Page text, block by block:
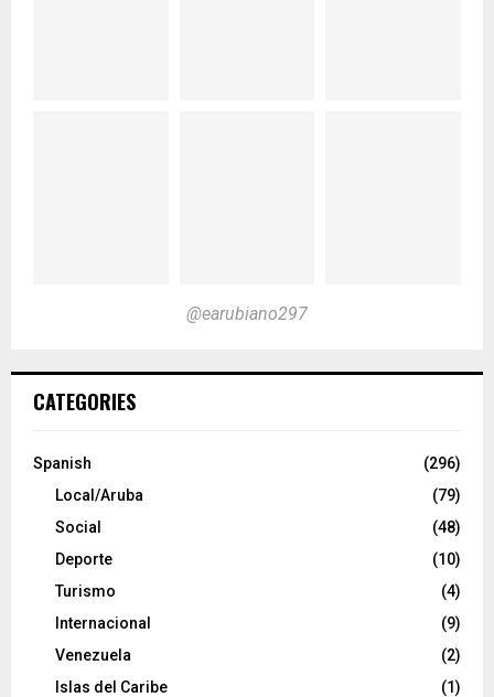
@earubiano297
CATEGORIES
Spanish
(296)
Local/Aruba
(79)
Social
(48)
Deporte
(10)
Turismo
(4)
Internacional
(9)
Venezuela
(2)
Islas del Caribe
(1)